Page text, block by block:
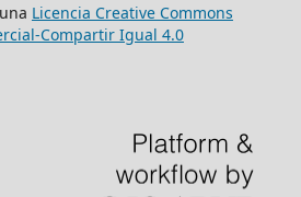
Licencia Creative Commons
Compartir Igual 4.0